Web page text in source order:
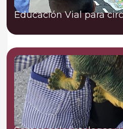
Educación Vial para